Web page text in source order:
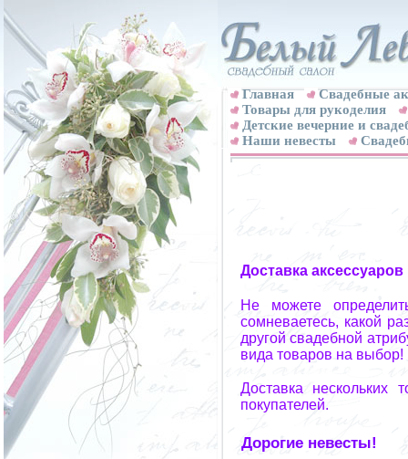
Главная
Свадебные
Товары для рукоделия
Детские вечерние и
Наши невесты
Доставка
Не можете
сомневаетесь, какой
другой свадебной
вида товаров на выбор!
Доставка нескольких
покупателей.
Дорогие невесты!